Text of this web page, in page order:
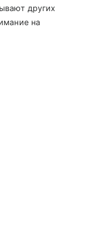
других
на